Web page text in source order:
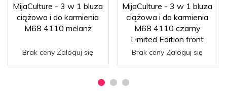
MijaCulture - 3 w 1 bluza
ciążowa i do karmienia
M68 4110 melanż
Brak ceny Zaloguj się
MijaCulture - 3 w 1 bluza
ciążowa i do karmienia
M68 4110 czarny
Limited Edition front
Brak ceny Zaloguj się